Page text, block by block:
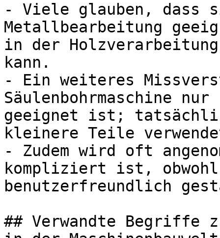
- Viele glauben, dass
Metallbearbeitung
in der
kann.
- Ein weiteres
Säulenbohrmaschine
geeignet ist;
kleinere Teile
- Zudem wird oft
kompliziert ist,
benutzerfreundlich
## Verwandte Begriffe